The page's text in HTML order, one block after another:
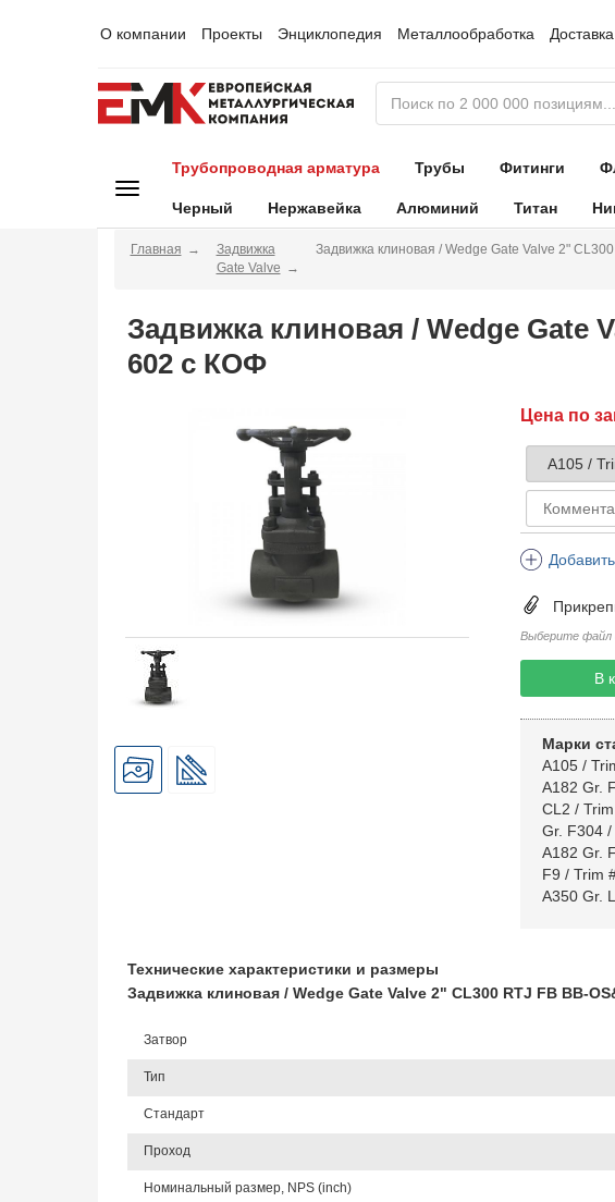
О компании Проекты Энциклопедия Металлообработка Доставка
Трубопроводная арматура Трубы Фитинги
Черный Нержавейка Алюминий Титан
Главная
Задвижка
Gate Valve
Задвижка клиновая / Wedge Gate Valve 2"
Задвижка клиновая / Wedge Gate
602 с КОФ
Цена по
Выберите файл
В
Марки
A105 /
A182 Gr.
CL2 /
Gr. F304 /
A182 Gr.
F9 / Trim
A350 Gr.
Технические характеристики и размеры
Задвижка клиновая / Wedge Gate Valve 2" CL300 RTJ FB BB-
Затвор
Тип
Стандарт
Проход
Номинальный размер, NPS (inch)